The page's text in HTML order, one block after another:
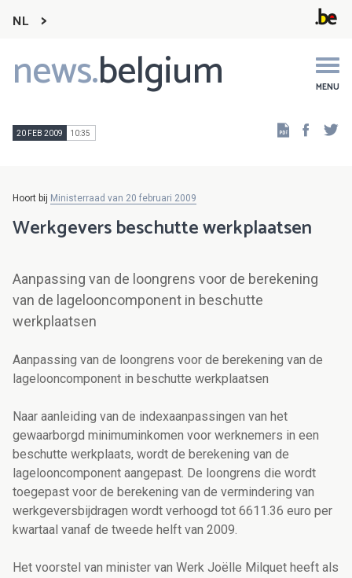
NL
news.belgium MENU
Main
navigation
20 FEB 2009 10:35
Hoort bij Ministerraad van 20 februari 2009
Werkgevers beschutte werkplaatsen
Aanpassing van de loongrens voor de berekening
van de lagelooncomponent in beschutte
werkplaatsen
Aanpassing van de loongrens voor de berekening van de
lagelooncomponent in beschutte werkplaatsen
Naar aanleiding van de indexaanpassingen van het
gewaarborgd minimuminkomen voor werknemers in een
beschutte werkplaats, wordt de berekening van de
lagelooncomponent aangepast. De loongrens die wordt
toegepast voor de berekening van de vermindering van
werkgeversbijdragen wordt verhoogd tot 6611.36 euro per
kwartaal vanaf de tweede helft van 2009.
Het voorstel van minister van Werk Joëlle Milquet heeft als